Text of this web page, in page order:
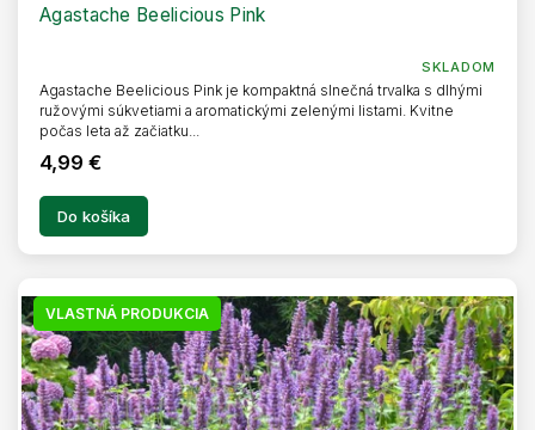
Agastache Beelicious Pink
SKLADOM
4,99 €
Do košíka
Agastache Beelicious Pink je kompaktná slnečná trvalka s dlhými
ružovými súkvetiami a aromatickými zelenými listami. Kvitne
počas leta až začiatku...
VLASTNÁ PRODUKCIA